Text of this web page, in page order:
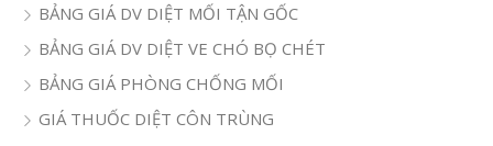
BẢNG GIÁ DV DIỆT MỐI TẬN GỐC
BẢNG GIÁ DV DIỆT VE CHÓ BỌ CHÉT
BẢNG GIÁ PHÒNG CHỐNG MỐI
GIÁ THUỐC DIỆT CÔN TRÙNG